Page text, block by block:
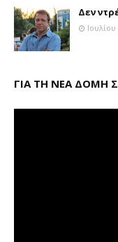
Δεν
ΓΙΑ ΤΗ ΝΕΑ ΔΟΜΗ